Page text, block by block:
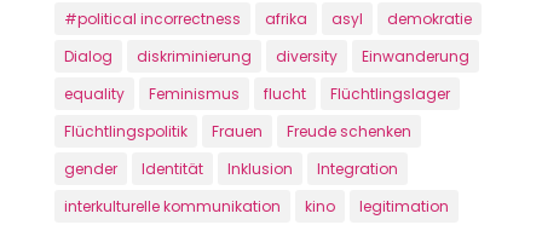
#political incorrectness afrika asyl
demokratie
Dialog
diskriminierung diversity
Einwanderung
equality
Feminismus flucht
Flüchtlingslager
Flüchtlingspolitik
Frauen
Freude schenken
gender
Identität Inklusion
Integration
interkulturelle kommunikation
kino
legitimation